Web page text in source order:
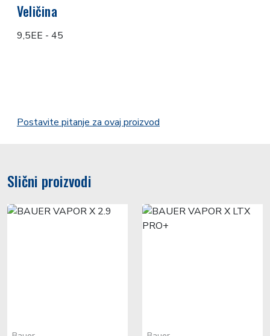
Veličina
9,5EE - 45
Postavite pitanje za ovaj proizvod
Slični proizvodi